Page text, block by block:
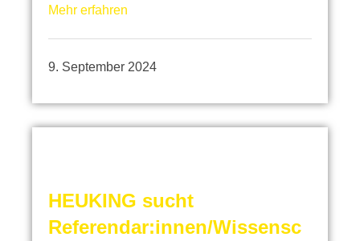
Mehr erfahren
9. September 2024
HEUKING sucht
Referendar:innen/Wissensc